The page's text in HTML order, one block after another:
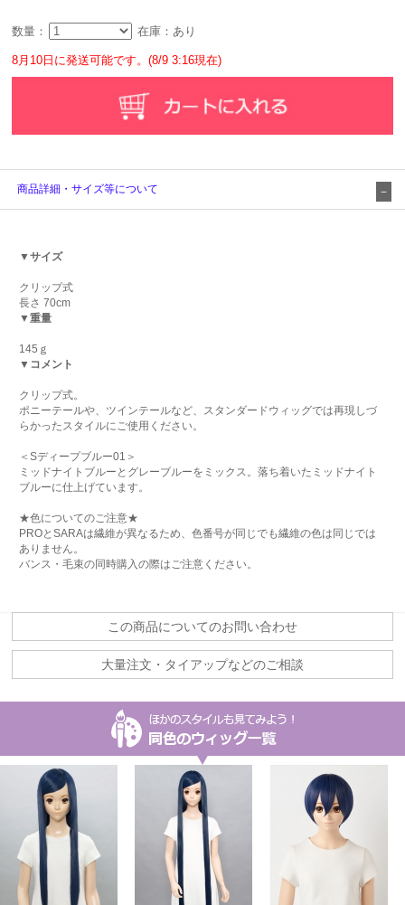
数量： 在庫：あり
8月10日に発送可能です。(8/9 3:16現在)
商品詳細・サイズ等について
▼サイズ
クリップ式
長さ 70cm
▼重量
145ｇ
▼コメント
クリップ式。
ポニーテールや、ツインテールなど、スタンダードウィッグでは再現しづ
らかったスタイルにご使用ください。
＜Sディープブルー01＞
ミッドナイトブルーとグレーブルーをミックス。落ち着いたミッドナイト
ブルーに仕上げています。
★色についてのご注意★
PROとSARAは繊維が異なるため、色番号が同じでも繊維の色は同じでは
ありません。
バンス・毛束の同時購入の際はご注意ください。
この商品についてのお問い合わせ
大量注文・タイアップなどのご相談